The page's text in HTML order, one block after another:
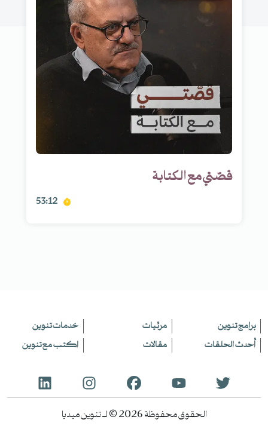
قصّتي مع الكتابة
53:12
برامج تنوين مرئيات
خدمات تنوين
أحدث الحلقات
مقالات اكتب مع تنوين
الحقوق محفوظة 2026 © لـ تنوين ميديا